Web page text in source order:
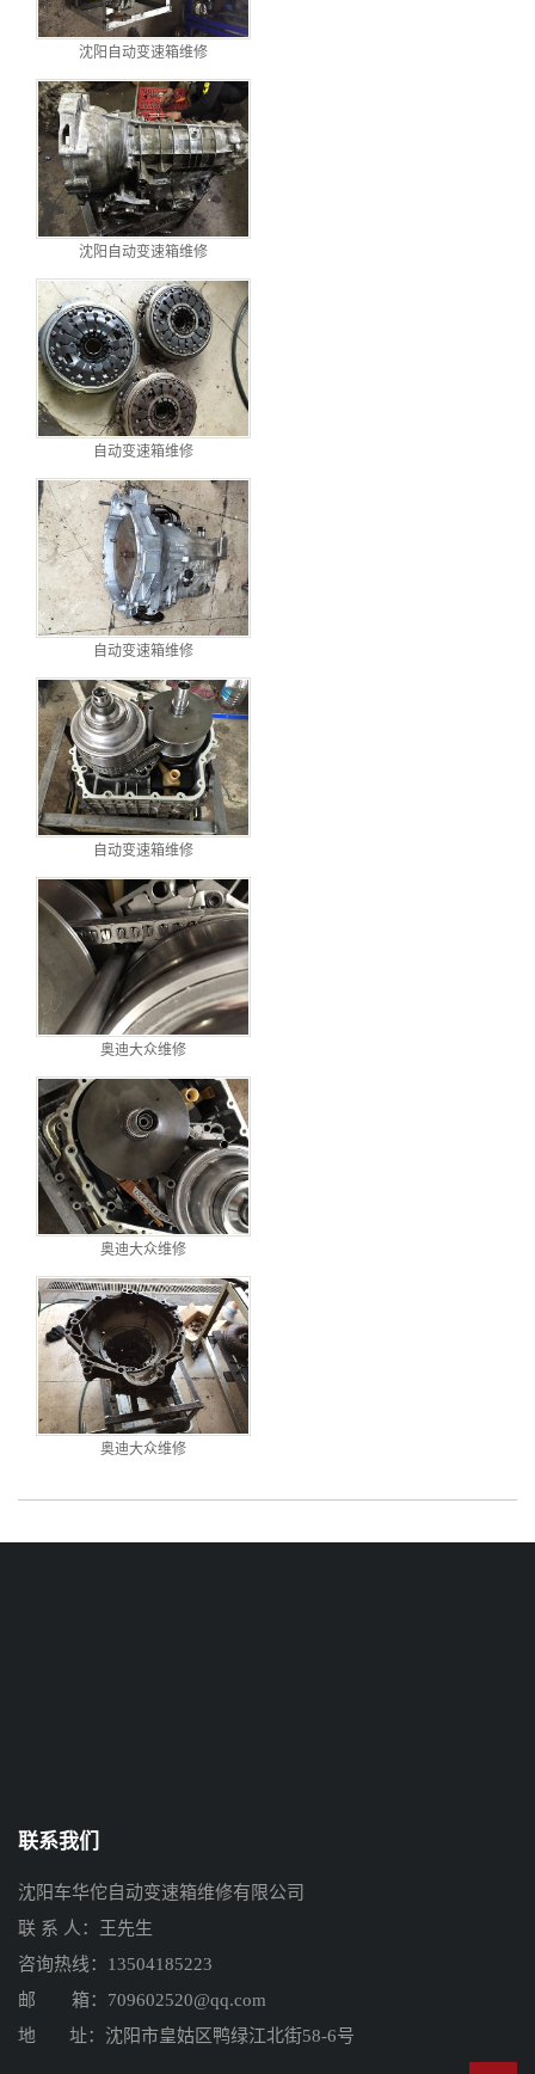
沈阳自动变速箱维修
沈阳自动变速箱维修
自动变速箱维修
自动变速箱维修
自动变速箱维修
奥迪大众维修
奥迪大众维修
奥迪大众维修
联系我们
沈阳车华佗自动变速箱维修有限公司
联 系 人：王先生
咨询热线：13504185223
邮 箱：709602520@qq.com
地 址：沈阳市皇姑区鸭绿江北街58-6号